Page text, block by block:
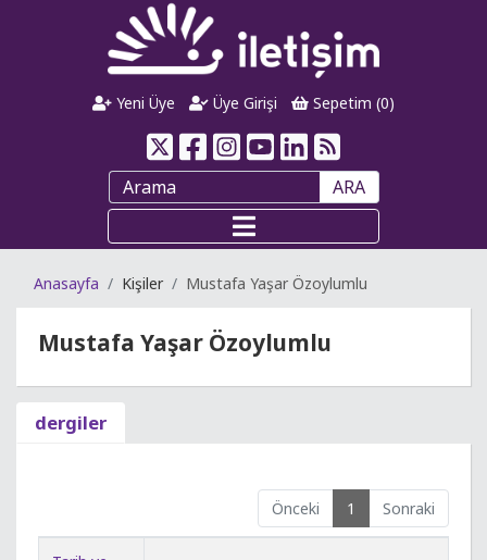
Yeni Üye Üye Girişi Sepetim (0)
ARA
Anasayfa Kişiler Mustafa Yaşar Özoylumlu
Mustafa Yaşar Özoylumlu
dergiler
Önceki 1 Sonraki